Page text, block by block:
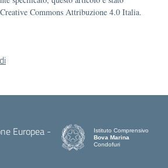
Commons Attribuzione 4.0 Italia.
Istituto Comprensivo
Bova Marina
Condofuri